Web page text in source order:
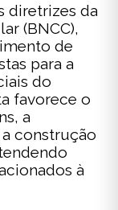
diretrizes da
(BNCC),
de
para a
do
favorece o
a
construção
à